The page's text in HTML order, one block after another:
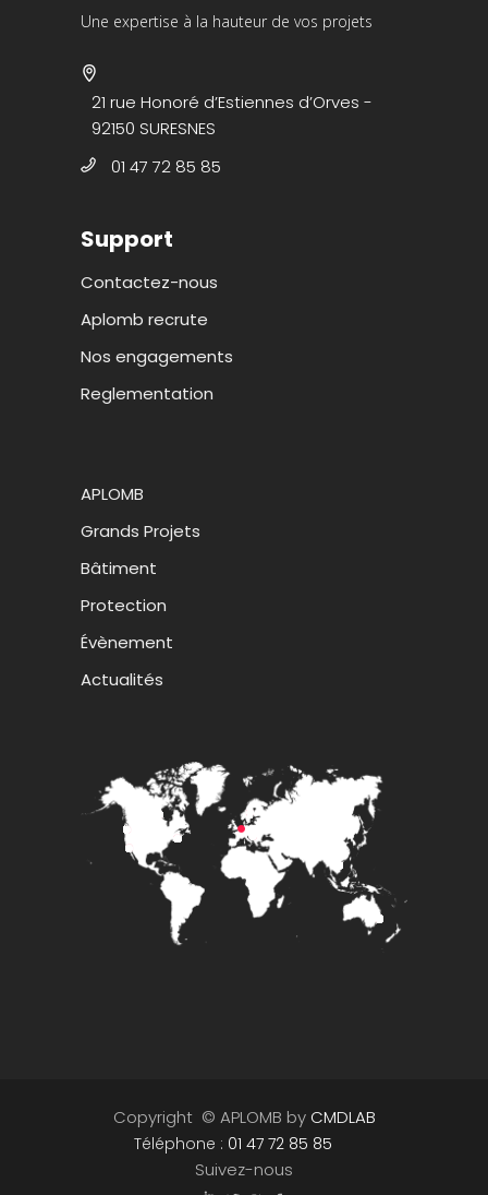
Une expertise à la hauteur de vos projets
21 rue Honoré d’Estiennes d’Orves -
92150 SURESNES
01 47 72 85 85
Support
Contactez-nous
Aplomb recrute
Nos engagements
Reglementation
APLOMB
Grands Projets
Bâtiment
Protection
Évènement
Actualités
Copyright © APLOMB by CMDLAB
Téléphone : 01 47 72 85 85
Suivez-nous